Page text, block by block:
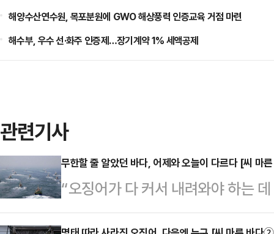
해양수산연수원, 목포분원에 GWO 해상풍력 인증교육 거점 마련
해수부, 우수 선·화주 인증제…장기계약 1% 세액공제
관련기사
무한할 줄 알았던 바다, 어제와 오늘이 다르다 [씨 마
“오징어가 다 커서 내려와야 하는
3일 출항해서 500마리쯤 잡았는데